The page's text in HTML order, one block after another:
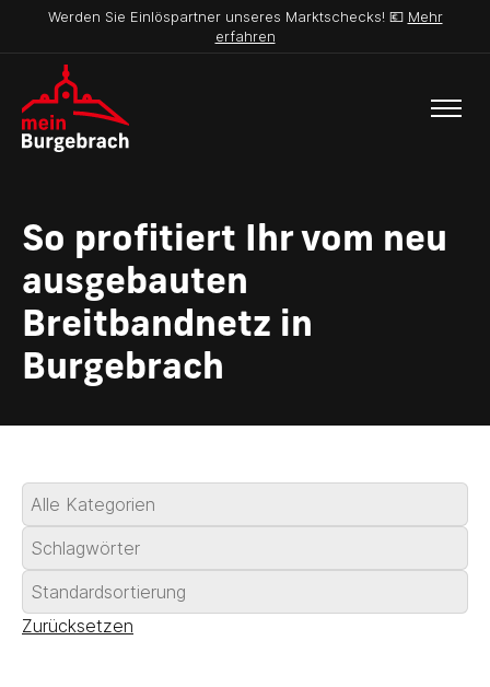
Werden Sie Einlöspartner unseres Marktschecks! 💶 Mehr
erfahren
So profitiert Ihr vom neu
ausgebauten
Breitbandnetz in
Burgebrach
Zurücksetzen